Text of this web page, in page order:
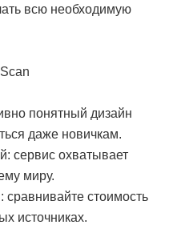
всю необходимую
понятный дизайн
даже новичкам.
сервис охватывает
миру.
стоимость
источниках.